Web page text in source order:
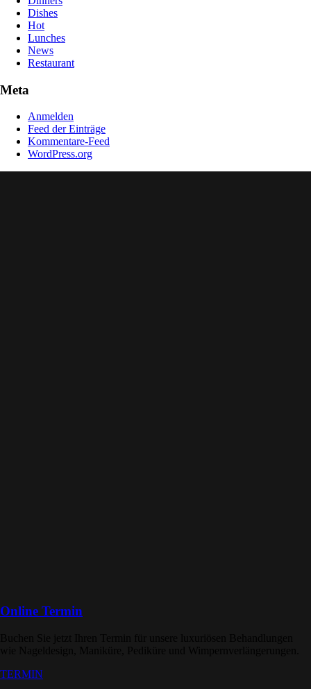
Dishes
Hot
Lunches
News
Restaurant
Meta
Anmelden
Feed der Einträge
Kommentare-Feed
WordPress.org
Online Termin
TERMIN